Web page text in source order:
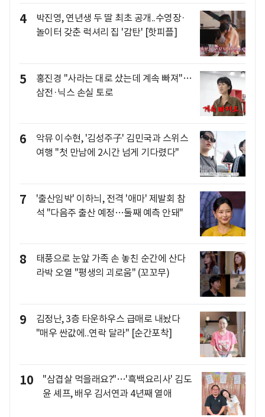
4
박진영, 연년생 두 딸 최초 공개..수영장·
놀이터 갖춘 럭셔리 집 '감탄' [핫피플]
5
홍진경 "사라는 대로 샀는데 계속 빠져"…
삼전·닉스 손실 토로
6
악뮤 이수현, '김성주子' 김민국과 스위스
여행 "첫 만남에 2시간 넘게 기다렸다"
7
'출산임박' 이하늬, 전격 '애마' 제발회 참
석 "다음주 출산 예정…둘째 예측 안돼"
8
태풍으로 눈앞 가족 손 놓친 순간에 산다
라박 오열 "평생의 괴로움" (꼬꼬무)
9
김정난, 3층 타운하우스 급매로 내놨다
"매우 싼값에..연락 달라" [순간포착]
10
"삼겹살 먹을래요?"…'흑백요리사' 김도
윤 셰프, 배우 김서연과 4년째 열애